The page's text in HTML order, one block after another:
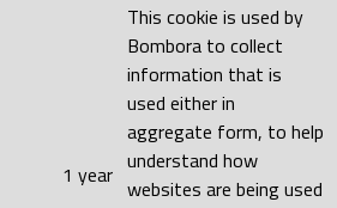
1 year
This cookie is used by
Bombora to collect
information that is
used either in
aggregate form, to help
understand how
websites are being used